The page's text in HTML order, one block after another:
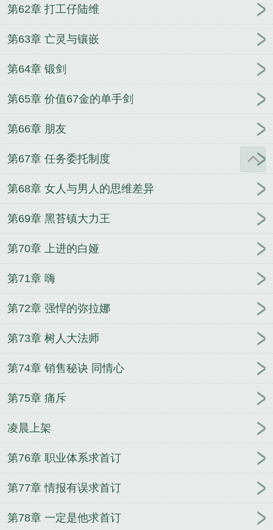
第62章 打工仔陆维
第63章 亡灵与镶嵌
第64章 锻剑
第65章 价值67金的单手剑
第66章 朋友
第67章 任务委托制度
第68章 女人与男人的思维差异
第69章 黑苔镇大力王
第70章 上进的白娅
第71章 嗨
第72章 强悍的弥拉娜
第73章 树人大法师
第74章 销售秘诀 同情心
第75章 痛斥
凌晨上架
第76章 职业体系求首订
第77章 情报有误求首订
第78章 一定是他求首订